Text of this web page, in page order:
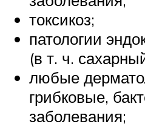
токсикоз;
патологии
(в т. ч.
любые
грибковые,
заболевания;